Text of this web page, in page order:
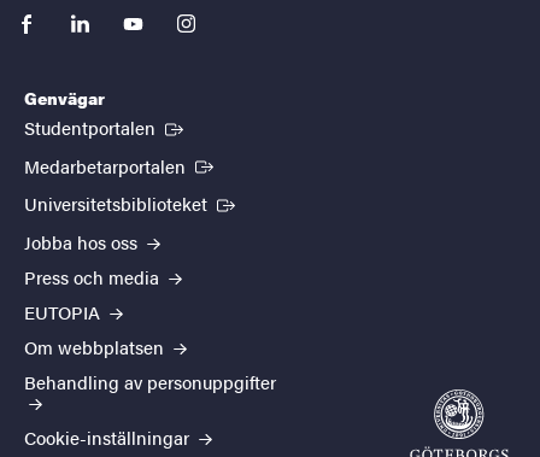
facebooklinkedinyoutubeinstagram
Genvägar
Studentportalen (Extern länk)
Medarbetarportalen (Extern länk)
Universitetsbiblioteket (Extern länk)
Jobba hos oss
Press och media
EUTOPIA
Om webbplatsen
Behandling av personuppgifter
Cookie-inställningar